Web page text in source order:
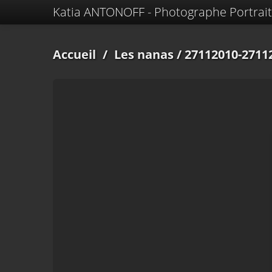
Katia ANTONOFF - Photographe
Accueil / Les nanas/ 27112010-